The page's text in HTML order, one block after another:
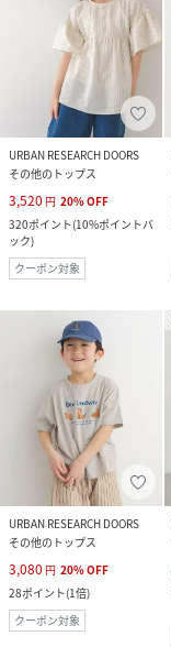
URBAN RESEARCH DOORS
その他のトップス
3,520 円 20%OFF
320ポイント(10%ポイントバ
ック)
クーポン対象
URBAN RESEARCH DOORS
その他のトップス
3,080 円 20%OFF
28ポイント(1倍)
クーポン対象